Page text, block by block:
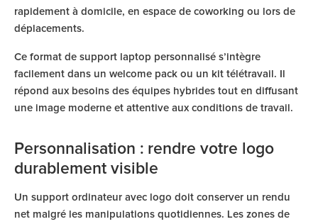
rapidement à domicile, en espace de coworking ou lors de
déplacements.
Ce format de support laptop personnalisé s’intègre
facilement dans un welcome pack ou un kit télétravail. Il
répond aux besoins des équipes hybrides tout en diffusant
une image moderne et attentive aux conditions de travail.
Personnalisation : rendre votre logo
durablement visible
Un support ordinateur avec logo doit conserver un rendu
net malgré les manipulations quotidiennes. Les zones de